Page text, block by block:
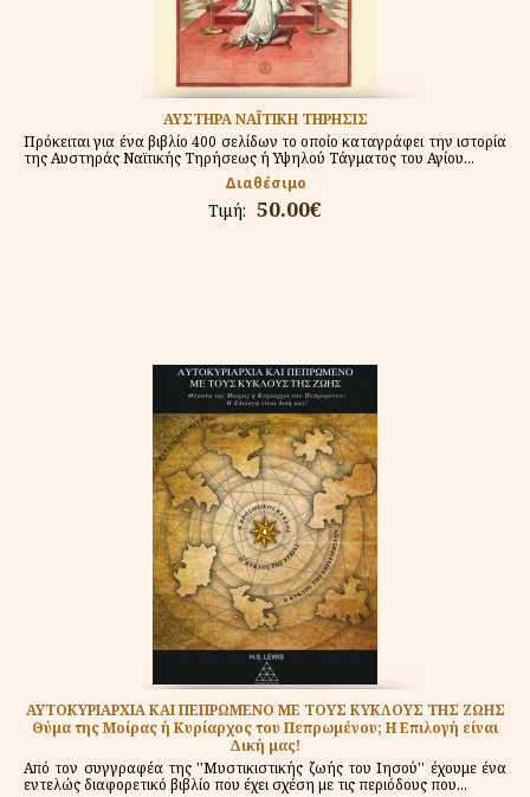
ΑΥΣΤΗΡΑ ΝΑΪΤΙΚΗ ΤΗΡΗΣΙΣ
Πρόκειται για ένα βιβλίο 400 σελίδων το οποίο καταγράφει την ιστορία
της Αυστηράς Ναϊτικής Τηρήσεως ή Υψηλού Τάγματος του Αγίου...
Διαθέσιμο
Τιμή: 50.00€
ΑΥΤΟΚΥΡΙΑΡΧΙΑ ΚΑΙ ΠΕΠΡΩΜΕΝΟ ΜΕ ΤΟΥΣ ΚΥΚΛΟΥΣ ΤΗΣ ΖΩΗΣ
Θύμα της Μοίρας ή Κυρίαρχος του Πεπρωμένου; Η Επιλογή είναι
Δική μας!
Από τον συγγραφέα της ''Μυστικιστικής ζωής του Ιησού'' έχουμε ένα
εντελώς διαφορετικό βιβλίο που έχει σχέση με τις περιόδους που...